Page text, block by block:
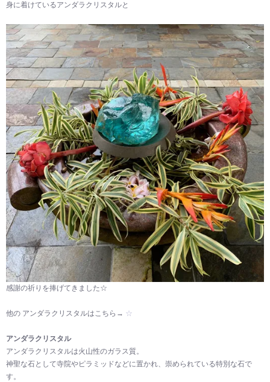
身に着けているアンダラクリスタルと
感謝の祈りを捧げてきました☆
他の アンダラクリスタルはこちら→ ☆
アンダラクリスタル
アンダラクリスタルは火山性のガラス質。
神聖な石として寺院やピラミッドなどに置かれ、崇められている特別な石で
す。